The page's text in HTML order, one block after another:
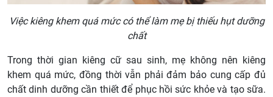
Việc kiêng khem quá mức có thể làm mẹ bị thiếu hụt dưỡng
chất
Trong thời gian kiêng cữ sau sinh, mẹ không nên kiêng
khem quá mức, đồng thời vẫn phải đảm bảo cung cấp đủ
chất dinh dưỡng cần thiết để phục hồi sức khỏe và tạo sữa.